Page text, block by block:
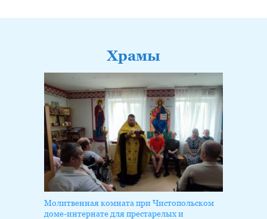
Храмы
Молитвенная комната при Чистопольском
доме-интернате для престарелых и